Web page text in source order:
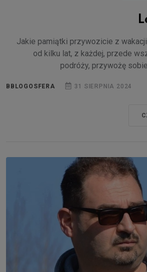
Jakie pamiątki przywozicie z
od kilku lat, z każdej, przede
podróży, przywożę
BBLOGOSFERA 31 SIERPNIA 2024